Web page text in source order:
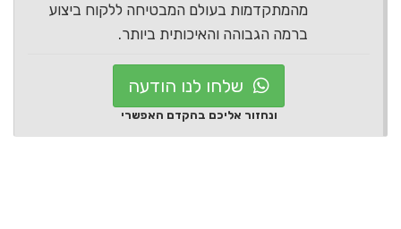
מהמתקדמות בעולם המבטיחה ללקוח ביצוע
ברמה הגבוהה והאיכותית ביותר.
שלחו לנו הודעה
ונחזור אליכם בהקדם האפשרי